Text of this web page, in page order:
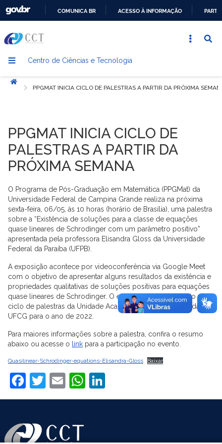
CONTEÚDO
COMUNICA BR ACESSO À INFORMAÇÃO
Centro de Ciências e Tecnologia
Início
PPGMAT INICIA CICLO DE PALESTRAS A PARTIR DA PRÓXIMA
PPGMAT INICIA CICLO DE
PALESTRAS A PARTIR DA
PRÓXIMA SEMANA
O Programa de Pós-Graduação em Matemática (PPGMat) da
Universidade Federal de Campina Grande realiza na próxima
sexta-feira, 06/05, às 10 horas (horário de Brasília), uma palestra
sobre a “Existência de soluções para a classe de equações
quase lineares de Schrodinger com um parâmetro positivo”
apresentada pela professora Elisandra Gloss da Universidade
Federal da Paraíba (UFPB).
A exposição acontece por videoconferência via Google Meet
com o objetivo de apresentar alguns resultados da existência e
propriedades qualitativas de soluções positivas para equações
quase lineares de Schrodinger. O evento também dá início ao
ciclo de palestras da Unidade Acadêmica de Matemática da
UFCG para o ano de 2022.
Para maiores informações sobre a palestra, confira o resumo
abaixo ou acesse o link para a participação no evento.
Quasilinear-Schrodinger-equations-Elisandra-Gloss Baixar
Facebook
Twitter
EmailWhatsApp